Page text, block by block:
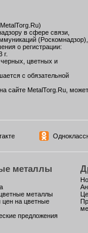
в сфере связи,
(Роскомнадзор),
о регистрации:
г.
черных, цветных и
с обязательной
сайте MetalTorg.Ru, может
металлы
металлы
цен на цветные
предложения